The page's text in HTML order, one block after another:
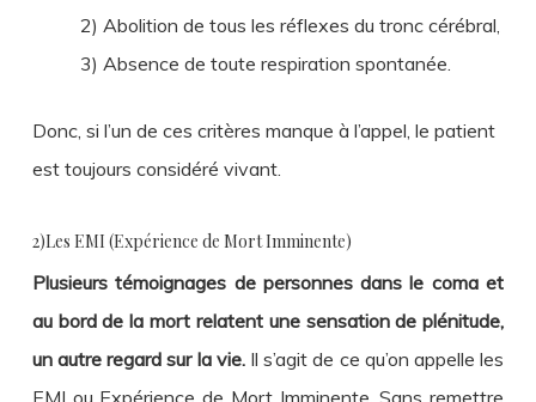
2) Abolition de tous les réflexes du tronc cérébral,
3) Absence de toute respiration spontanée.
Donc, si l’un de ces critères manque à l’appel, le patient
est toujours considéré vivant.
2)Les EMI (Expérience de Mort Imminente)
Plusieurs témoignages de personnes dans le coma et
au bord de la mort relatent une sensation de plénitude,
un autre regard sur la vie.Il s’agit de ce qu’on appelle les
EMI ou Expérience de Mort Imminente. Sans remettre